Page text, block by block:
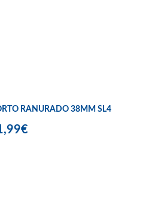
RANURADO 38MM SL4